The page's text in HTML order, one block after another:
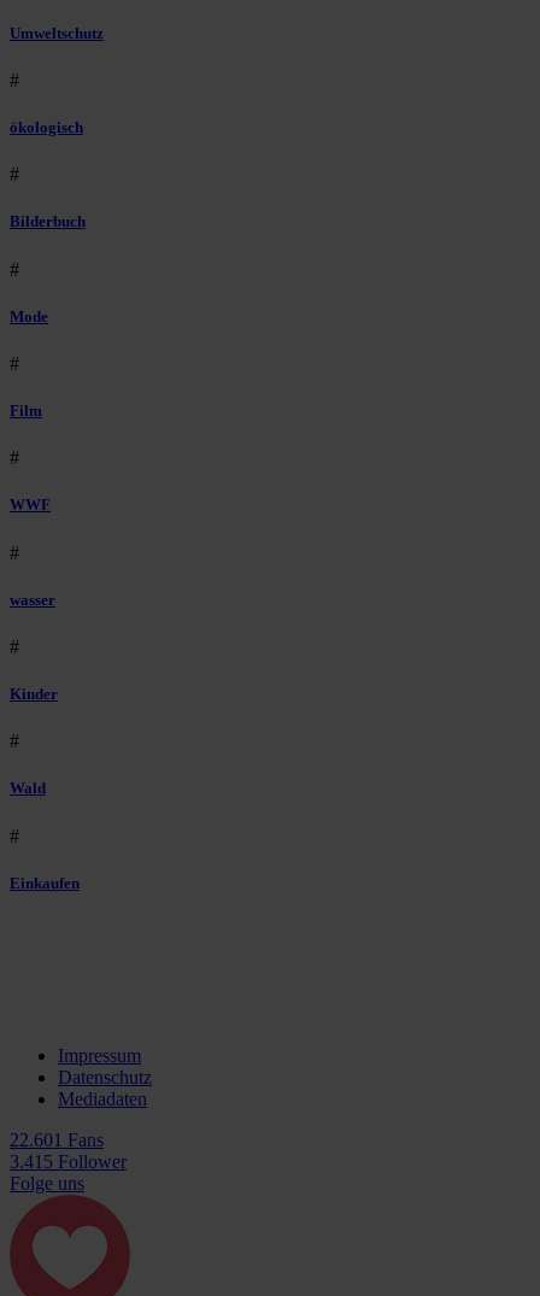
Umweltschutz
#
ökologisch
#
Bilderbuch
#
Mode
#
Film
#
WWF
#
wasser
#
Kinder
#
Wald
#
Einkaufen
Impressum
Datenschutz
Mediadaten
22.601 Fans
3.415 Follower
Folge uns